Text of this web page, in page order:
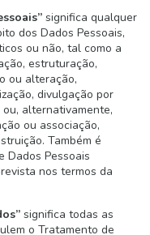
significa qualquer
dos Dados Pessoais,
ou não, tal como a
estruturação,
ou alteração,
divulgação por
alternativamente,
ou associação,
Também é
Dados Pessoais
nos termos da
significa todas as
o Tratamento de